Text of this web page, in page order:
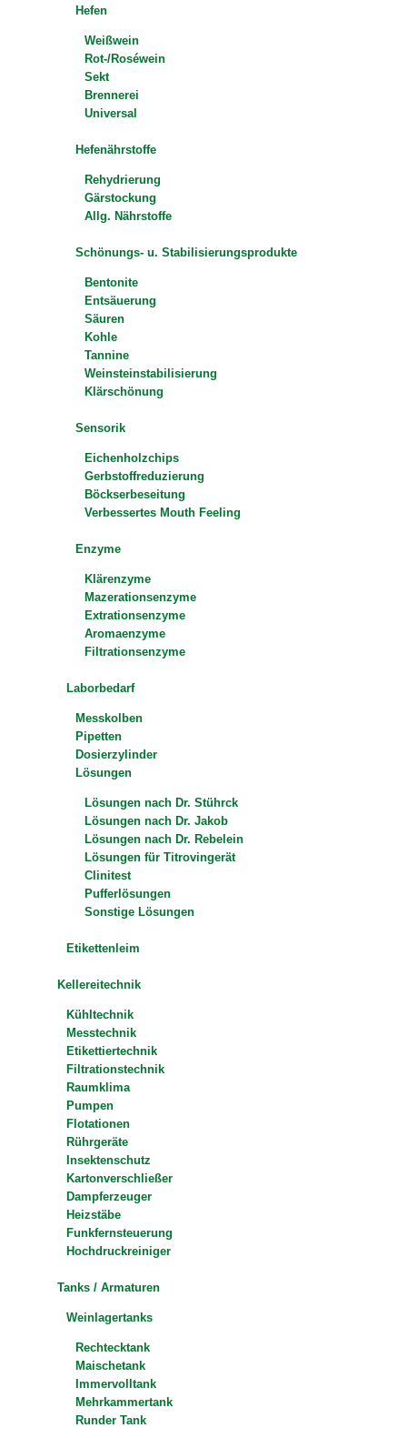
Hefen
Weißwein
Rot-/Roséwein
Sekt
Brennerei
Universal
Hefenährstoffe
Rehydrierung
Gärstockung
Allg. Nährstoffe
Schönungs- u. Stabilisierungsprodukte
Bentonite
Entsäuerung
Säuren
Kohle
Tannine
Weinsteinstabilisierung
Klärschönung
Sensorik
Eichenholzchips
Gerbstoffreduzierung
Böckserbeseitung
Verbessertes Mouth Feeling
Enzyme
Klärenzyme
Mazerationsenzyme
Extrationsenzyme
Aromaenzyme
Filtrationsenzyme
Laborbedarf
Messkolben
Pipetten
Dosierzylinder
Lösungen
Lösungen nach Dr. Stührck
Lösungen nach Dr. Jakob
Lösungen nach Dr. Rebelein
Lösungen für Titrovingerät
Clinitest
Pufferlösungen
Sonstige Lösungen
Etikettenleim
Kellereitechnik
Kühltechnik
Messtechnik
Etikettiertechnik
Filtrationstechnik
Raumklima
Pumpen
Flotationen
Rührgeräte
Insektenschutz
Kartonverschließer
Dampferzeuger
Heizstäbe
Funkfernsteuerung
Hochdruckreiniger
Tanks / Armaturen
Weinlagertanks
Rechtecktank
Maischetank
Immervolltank
Mehrkammertank
Runder Tank